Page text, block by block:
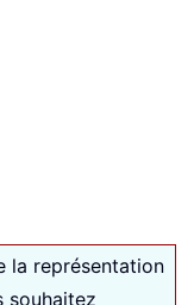
la représentation
souhaitez